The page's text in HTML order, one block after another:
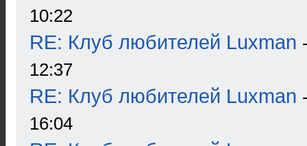
10:22
RE: Клуб любителей Luxman
12:37
RE: Клуб любителей Luxman
16:04